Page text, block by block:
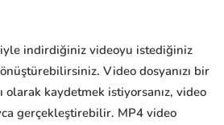
indirdiğiniz videoyu istediğiniz
Video dosyanızı bir
olarak kaydetmek istiyorsanız, video
gerçekleştirebilir. MP4 video